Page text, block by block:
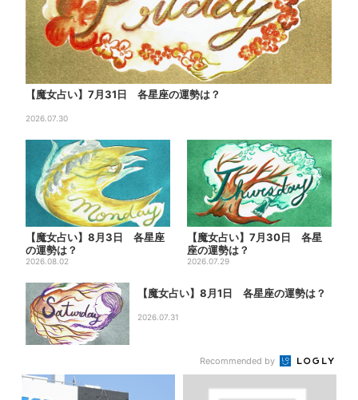
【魔女占い】7月31日 各星座の運勢は？
2026.07.30
【魔女占い】8月3日 各星座
の運勢は？
2026.08.02
【魔女占い】7月30日 各星
座の運勢は？
2026.07.29
【魔女占い】8月1日 各星座の運勢は？
2026.07.31
Recommended by